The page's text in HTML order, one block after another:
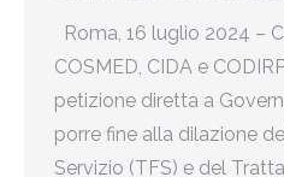
Roma, 16 luglio 2024 –
COSMED, CIDA e
petizione diretta a
porre fine alla dilazione
Servizio (TFS) e del